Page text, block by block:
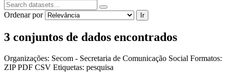
Ordenar por Ir
3 conjuntos de dados encontrados
Organizações: Secom - Secretaria de Comunicação Social Formatos:
ZIPPDF CSV Etiquetas: pesquisa